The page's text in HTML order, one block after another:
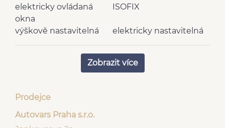
ISOFIX
elektricky ovládaná
okna
elektricky nastavitelná
výškově nastavitelná
vnější teploměr
rádio
multifunkční volant
vyhřívaná zrcátka
deaktivace airbagu
Zobrazit více
Prodejce
Autovars Praha s.r.o.